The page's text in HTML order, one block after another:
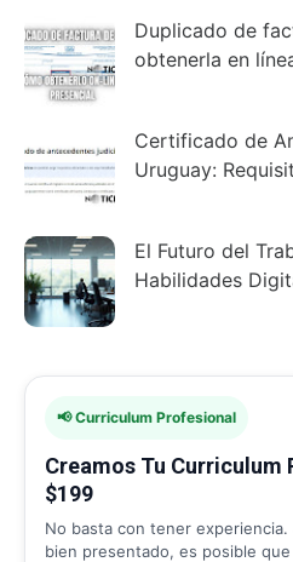
Duplicado de
obtenerla en
Certificado de
Uruguay:
El Futuro del
Habilidades
📢 Curriculum Profesional
Creamos Tu Curriculum
$199
No basta con tener
bien presentado, es posible